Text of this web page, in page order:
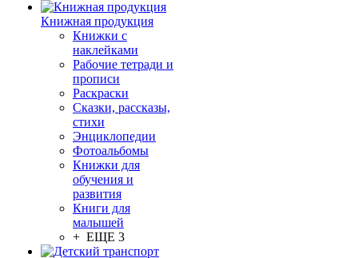
Книжная продукция
Книжки с
наклейками
Рабочие тетради и
прописи
Раскраски
Сказки, рассказы,
стихи
Энциклопедии
Фотоальбомы
Книжки для
обучения и
развития
Книги для
малышей
+ ЕЩЕ 3